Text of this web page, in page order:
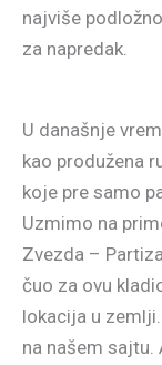
najviše
za napredak.
U današnje
kao produžena
koje pre samo
Uzmimo na
Zvezda –
čuo za ovu
lokacija u
na našem sajtu.